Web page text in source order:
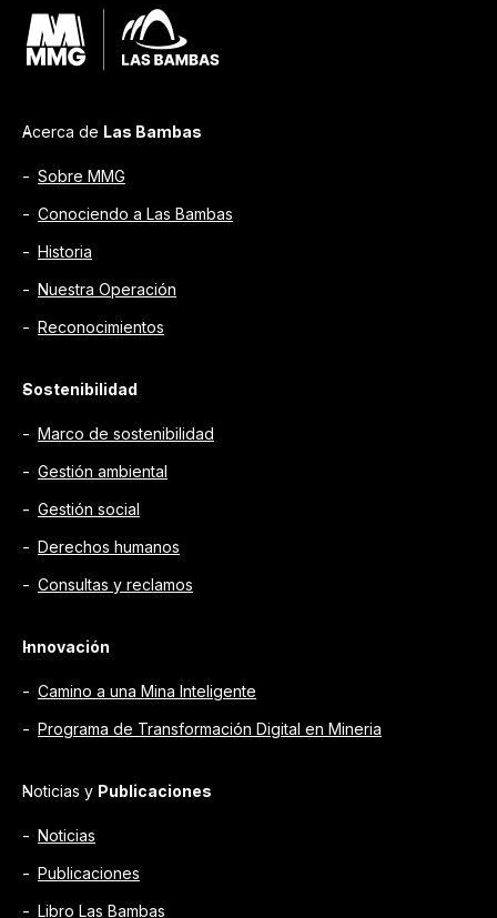
Acerca de Las Bambas
Sobre MMG
Conociendo a Las Bambas
Historia
Nuestra Operación
Reconocimientos
Sostenibilidad
Marco de sostenibilidad
Gestión ambiental
Gestión social
Derechos humanos
Consultas y reclamos
Innovación
Camino a una Mina Inteligente
Programa de Transformación Digital en Mineria
Noticias y Publicaciones
Noticias
Publicaciones
Libro Las Bambas